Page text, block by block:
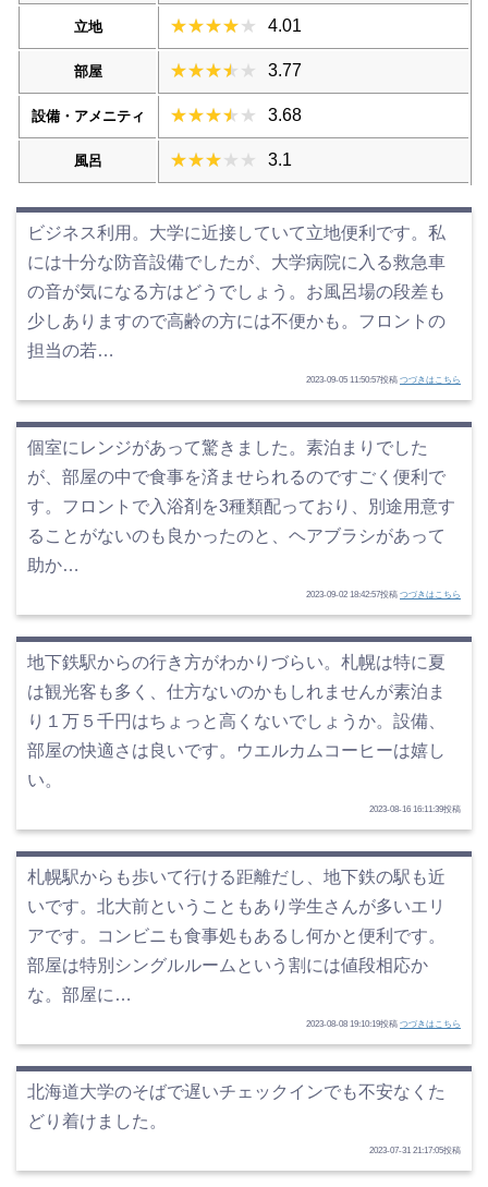
立地 4.01
部屋 3.77
設備・アメニティ 3.68
風呂 3.1
ビジネス利用。大学に近接していて立地便利です。私
には十分な防音設備でしたが、大学病院に入る救急車
の音が気になる方はどうでしょう。お風呂場の段差も
少しありますので高齢の方には不便かも。フロントの
担当の若…
2023-09-05 11:50:57投稿 つづきはこちら
個室にレンジがあって驚きました。素泊まりでした
が、部屋の中で食事を済ませられるのですごく便利で
す。フロントで入浴剤を3種類配っており、別途用意す
ることがないのも良かったのと、ヘアブラシがあって
助か…
2023-09-02 18:42:57投稿 つづきはこちら
地下鉄駅からの行き方がわかりづらい。札幌は特に夏
は観光客も多く、仕方ないのかもしれませんが素泊ま
り１万５千円はちょっと高くないでしょうか。設備、
部屋の快適さは良いです。ウエルカムコーヒーは嬉し
い。
2023-08-16 16:11:39投稿
札幌駅からも歩いて行ける距離だし、地下鉄の駅も近
いです。北大前ということもあり学生さんが多いエリ
アです。コンビニも食事処もあるし何かと便利です。
部屋は特別シングルルームという割には値段相応か
な。部屋に…
2023-08-08 19:10:19投稿 つづきはこちら
北海道大学のそばで遅いチェックインでも不安なくた
どり着けました。
2023-07-31 21:17:05投稿